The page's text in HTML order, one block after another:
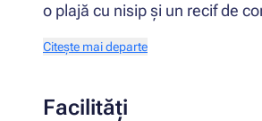
o plajă cu nisip și un recif de
Citește mai departe
Facilități